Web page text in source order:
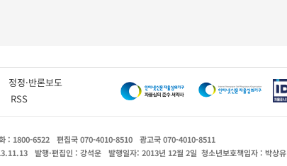
정정·반론보도
RSS
: 1800-6522 편집국 070-4010-8510
광고국 070-4010-8511
발행·편집인 : 강석운 발행일자: 2013년 12월 2일 청소년보호책임자 : 박상유